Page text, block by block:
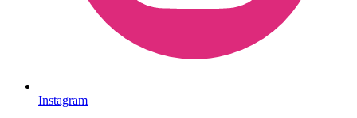
Instagram